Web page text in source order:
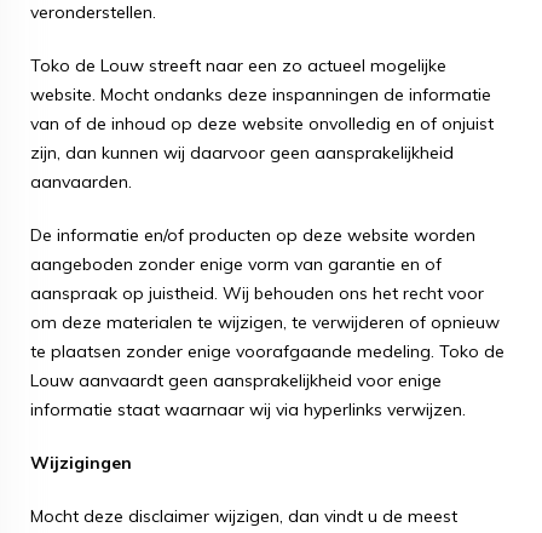
veronderstellen.
Toko de Louw streeft naar een zo actueel mogelijke
website. Mocht ondanks deze inspanningen de informatie
van of de inhoud op deze website onvolledig en of onjuist
zijn, dan kunnen wij daarvoor geen aansprakelijkheid
aanvaarden.
De informatie en/of producten op deze website worden
aangeboden zonder enige vorm van garantie en of
aanspraak op juistheid. Wij behouden ons het recht voor
om deze materialen te wijzigen, te verwijderen of opnieuw
te plaatsen zonder enige voorafgaande medeling. Toko de
Louw aanvaardt geen aansprakelijkheid voor enige
informatie staat waarnaar wij via hyperlinks verwijzen.
Wijzigingen
Mocht deze disclaimer wijzigen, dan vindt u de meest